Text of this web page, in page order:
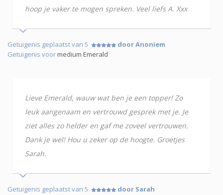
hoop je vaker te mogen spreken. Veel liefs A. Xxx
Getuigenis geplaatst van 5
door Anoniem
Getuigenis voormedium Emerald
Lieve Emerald, wauw wat ben je een topper! Zo
leuk aangenaam en vertrouwd gesprek met je. Je
ziet alles zo helder en gaf me zoveel vertrouwen.
Dank je wel! Hou u zeker op de hoogte. Groetjes
Sarah.
Getuigenis geplaatst van 5
door Sarah